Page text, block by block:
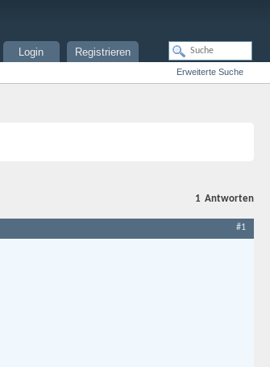
Registrieren
Login
Erweiterte Suche
1 Antworten
#1